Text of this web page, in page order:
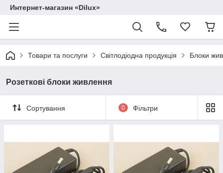
Интернет-магазин «Dilux»
Товари та послуги Світлодіодна продукція Блоки
Розеткові блоки живлення
Сортування 0 Фільтри